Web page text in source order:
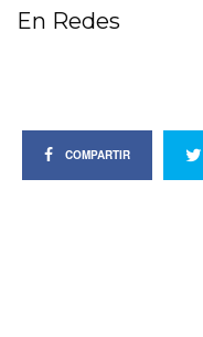
En Redes
COMPARTIR